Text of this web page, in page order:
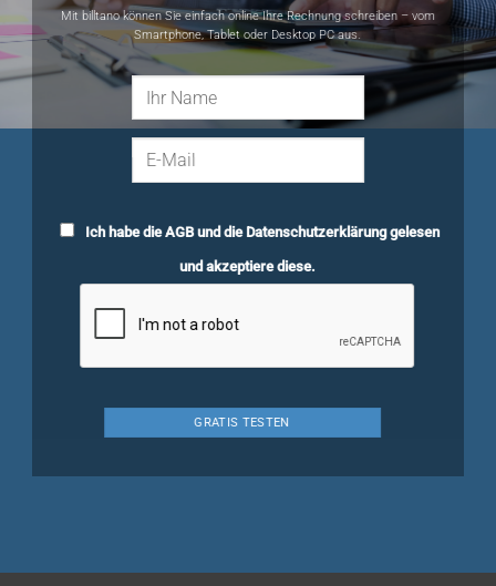
Mit billtano können Sie einfach online Ihre Rechnung schreiben – vom
Smartphone, Tablet oder Desktop PC aus.
Ich habe dieAGBund die Datenschutzerklärunggelesen
und akzeptiere diese.